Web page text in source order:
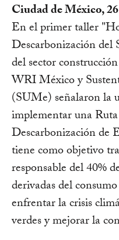
Ciudad de México,
En el primer taller
Descarbonización del
del sector
WRI México y
(SUMe) señalaron la
implementar una
Descarbonización de
tiene como objetivo
responsable del 40%
derivadas del
enfrentar la crisis
verdes y mejorar la